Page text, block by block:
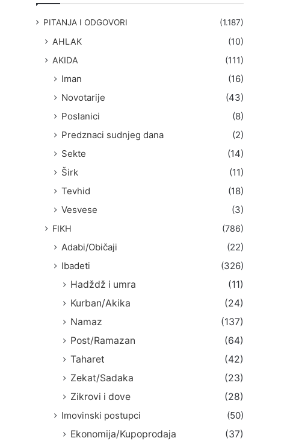
PITANJA I ODGOVORI (1.187)
AHLAK
(10)
AKIDA
(111)
Iman
(16)
Novotarije
(43)
Poslanici
(8)
Predznaci sudnjeg dana
(2)
Sekte
(14)
Širk
(11)
Tevhid
(18)
Vesvese
(3)
FIKH (786)
Adabi/Običaji
(22)
Ibadeti
(326)
Hadždž i umra
(11)
Kurban/Akika
(24)
Namaz
(137)
Post/Ramazan
(64)
Taharet
(42)
Zekat/Sadaka
(23)
Zikrovi i dove
(28)
Imovinski postupci
(50)
Ekonomija/Kupoprodaja
(37)